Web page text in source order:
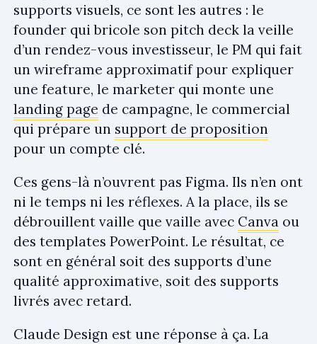
supports visuels, ce sont les autres : le
founder qui bricole son pitch deck la veille
d’un rendez-vous investisseur, le PM qui fait
un wireframe approximatif pour expliquer
une feature, le marketer qui monte une
landing page de campagne, le commercial
qui prépare un support de proposition
pour un compte clé.
Ces gens-là n’ouvrent pas Figma. Ils n’en ont
ni le temps ni les réflexes. A la place, ils se
débrouillent vaille que vaille avec Canva ou
des templates PowerPoint. Le résultat, ce
sont en général soit des supports d’une
qualité approximative, soit des supports
livrés avec retard.
Claude Design est une réponse à ça. La